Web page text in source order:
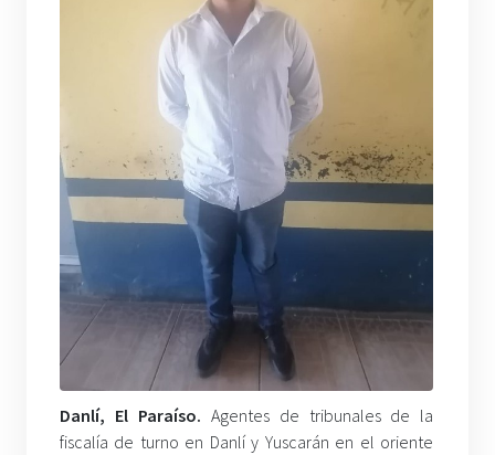
Danlí, El Paraíso. Agentes de tribunales de la
fiscalía de turno en Danlí y Yuscarán en el oriente